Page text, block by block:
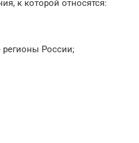
к которой относятся:
России;